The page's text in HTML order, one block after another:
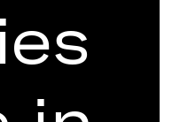
Bereich
L